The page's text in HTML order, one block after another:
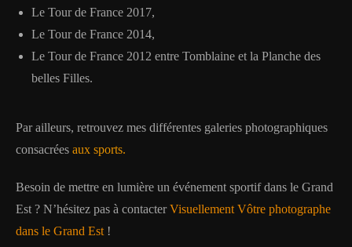
Le Tour de France 2017,
Le Tour de France 2014,
Le Tour de France 2012 entre Tomblaine et la Planche des
belles Filles.
Par ailleurs, retrouvez mes différentes galeries photographiques
consacrées aux sports.
Besoin de mettre en lumière un événement sportif dans le Grand
Est ? N’hésitez pas à contacterVisuellement Vôtre photographe
dans le Grand Est !